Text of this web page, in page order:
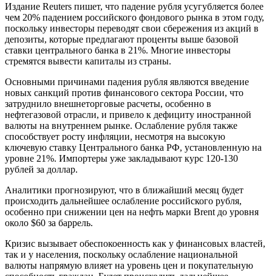
Издание Reuters пишет, что падение рубля усугубляется более
чем 20% падением российского фондового рынка в этом году,
поскольку инвесторы переводят свои сбережения из акций в
депозиты, которые предлагают проценты выше базовой
ставки центрального банка в 21%. Многие инвесторы
стремятся вывести капиталы из страны.
Основными причинами падения рубля являются введение
новых санкций против финансового сектора России, что
затруднило внешнеторговые расчеты, особенно в
нефтегазовой отрасли, и привело к дефициту иностранной
валюты на внутреннем рынке. Ослабление рубля также
способствует росту инфляции, несмотря на высокую
ключевую ставку Центрального банка РФ, установленную на
уровне 21%. Импортеры уже закладывают курс 120-130
рублей за доллар.
Аналитики прогнозируют, что в ближайший месяц будет
происходить дальнейшее ослабление российского рубля,
особенно при снижении цен на нефть марки Brent до уровня
около $60 за баррель.
Кризис вызывает обеспокоенность как у финансовых властей,
так и у населения, поскольку ослабление национальной
валюты напрямую влияет на уровень цен и покупательную